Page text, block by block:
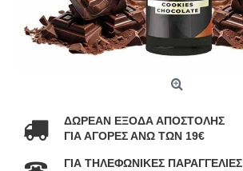
ΔΩΡΕΑΝ ΕΞΟΔΑ ΑΠΟΣΤΟΛΗΣ
ΓΙΑ ΑΓΟΡΕΣ ΑΝΩ ΤΩΝ 19€
ΓΙΑ ΤΗΛΕΦΩΝΙΚΕΣ ΠΑΡΑΓΓΕΛΙΕΣ